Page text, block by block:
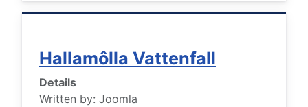
Hallamôlla Vattenfall
Details
Written by: Joomla